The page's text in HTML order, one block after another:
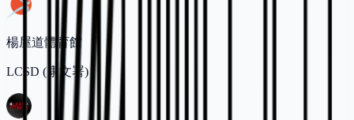
楊屋道體育館
LCSD (康文署)